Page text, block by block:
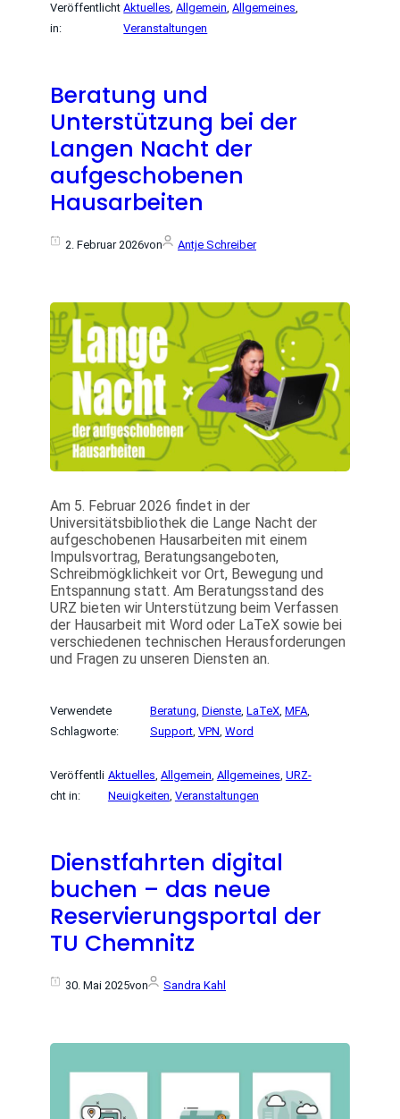
Veröffentlicht
in:
Aktuelles, Allgemein, Allgemeines
Veranstaltungen
Beratung und
Unterstützung bei der
Langen Nacht der
aufgeschobenen
Hausarbeiten
2. Februar 2026von Antje Schreiber
Am 5. Februar 2026 findet in der
Universitätsbibliothek die Lange Nacht der
aufgeschobenen Hausarbeiten mit einem
Impulsvortrag, Beratungsangeboten,
Schreibmögklichkeit vor Ort, Bewegung und
Entspannung statt. Am Beratungsstand des
URZ bieten wir Unterstützung beim Verfassen
der Hausarbeit mit Word oder LaTeX sowie bei
verschiedenen technischen Herausforderungen
und Fragen zu unseren Diensten an.
Verwendete
Schlagworte:
Beratung, Dienste, LaTeX, MFA
Support, VPN, Word
Veröffentli
cht in:
Aktuelles, Allgemein, Allgemeines, URZ-
Neuigkeiten, Veranstaltungen
Dienstfahrten digital
buchen – das neue
Reservierungsportal der
TU Chemnitz
30. Mai 2025von Sandra Kahl